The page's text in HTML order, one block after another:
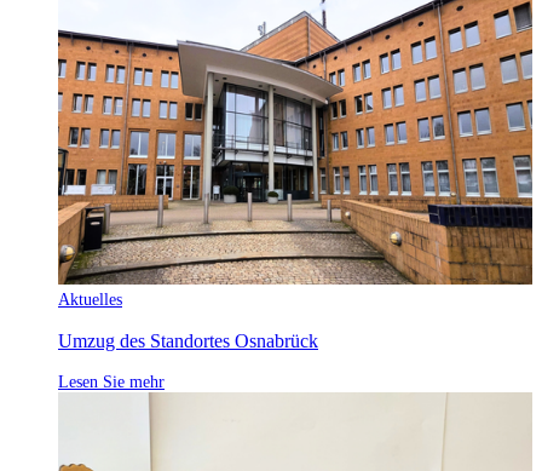
Aktuelles
Umzug des Standortes Osnabrück
Lesen Sie mehr